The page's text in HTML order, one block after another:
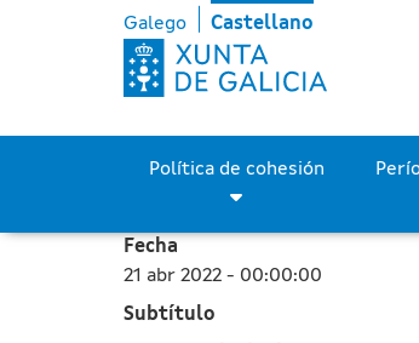
La Xunta adjudica
Saltar al contenido principal
Galego Castellano
Fecha
21 abr 2022 - 00:00:00
Subtítulo